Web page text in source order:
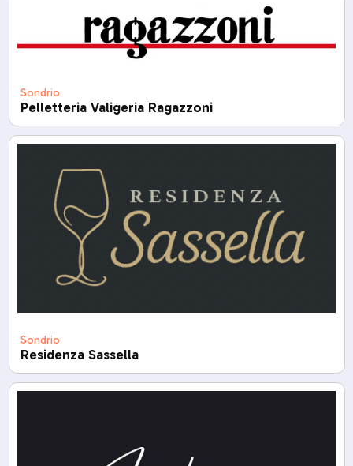
Sondrio
Pelletteria Valigeria Ragazzoni
Sondrio
Residenza Sassella